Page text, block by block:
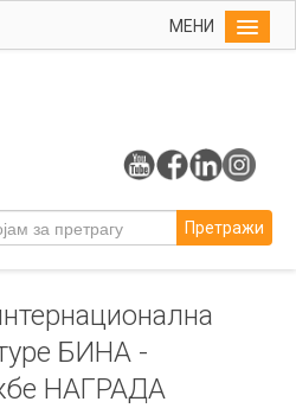
МЕНИ
Претражи
БИНА -
НАГРАДА